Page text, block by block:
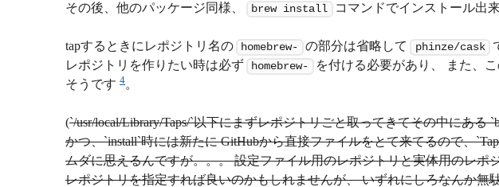
その後、他のパッケージ同様、 brew install コマンドでインストール出
tapするときにレポジトリ名の homebrew- の部分は省略して phinze/cask
レポジトリを作りたい時は必ず
homebrew- を付ける必要があり、 また、
そうです 4。
(`/usr/local/Library/Taps/`以下にまずレポジトリごと取ってきてその中にある
かつ、`install`時には新たに GitHubから直接ファイルをとて来てるので、
ムダに思えるんですが。。。 設定ファイル用のレポジトリと実体用のレポ
レポジトリを指定すれば良いのかもしれませんが、 いずれにしろなんか無